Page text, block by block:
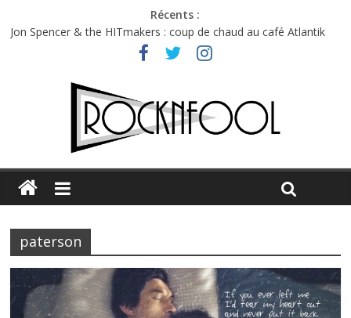
Récents :
Jon Spencer & the HITmakers : coup de chaud au café Atlantik
Hellfest 2026 vendredi : température et émotions en hausse
Hellfest 2026 jeudi : impossible de choisir entre chaleur et bonne
Première édition du Midgard Festival : entre bière, métal et
Charlie Puth à l’Olympia : la leçon de pop du Professeur Puth
paterson